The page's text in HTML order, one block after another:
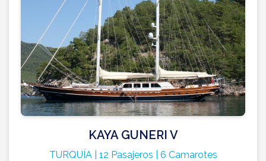
KAYA GUNERI V
TURQUÍA | 12 Pasajeros | 6 Camarotes